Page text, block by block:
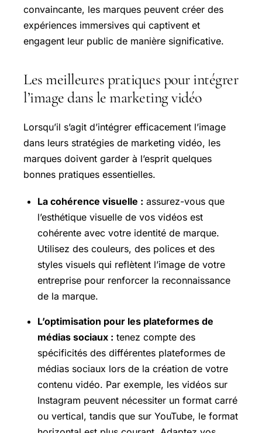
convaincante, les marques peuvent créer des
expériences immersives qui captivent et
engagent leur public de manière significative.
Les meilleures pratiques pour intégrer
l’image dans le marketing vidéo
Lorsqu’il s’agit d’intégrer efficacement l’image
dans leurs stratégies de marketing vidéo, les
marques doivent garder à l’esprit quelques
bonnes pratiques essentielles.
La cohérence visuelle : assurez-vous que
l’esthétique visuelle de vos vidéos est
cohérente avec votre identité de marque.
Utilisez des couleurs, des polices et des
styles visuels qui reflètent l’image de votre
entreprise pour renforcer la reconnaissance
de la marque.
L’optimisation pour les plateformes de
médias sociaux : tenez compte des
spécificités des différentes plateformes de
médias sociaux lors de la création de votre
contenu vidéo. Par exemple, les vidéos sur
Instagram peuvent nécessiter un format carré
ou vertical, tandis que sur YouTube, le format